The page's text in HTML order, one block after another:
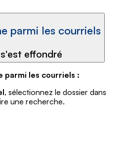
parmi les courriels
effondré
parmi les courriels :
, sélectionnez le dossier dans
une recherche.